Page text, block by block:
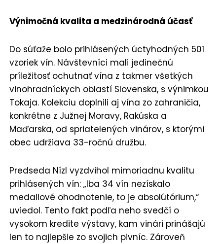
Výnimočná kvalita a medzinárodná účasť
Do súťaže bolo prihlásených úctyhodných 501
vzoriek vín. Návštevníci mali jedinečnú
príležitosť ochutnať vína z takmer všetkých
vinohradníckych oblastí Slovenska, s výnimkou
Tokaja. Kolekciu doplnili aj vína zo zahraničia,
konkrétne z Južnej Moravy, Rakúska a
Maďarska, od spriatelených vinárov, s ktorými
obec udržiava 33-ročnú družbu.
Predseda Nízl vyzdvihol mimoriadnu kvalitu
prihlásených vín: „Iba 34 vín nezískalo
medailové ohodnotenie, to je absolútórium,“
uviedol. Tento fakt podľa neho svedčí o
vysokom kredite výstavy, kam vinári prinášajú
len to najlepšie zo svojich pivníc. Zároveň